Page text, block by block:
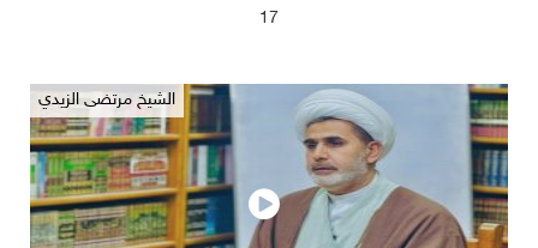
17
الشيخ مرتضى الزيدي